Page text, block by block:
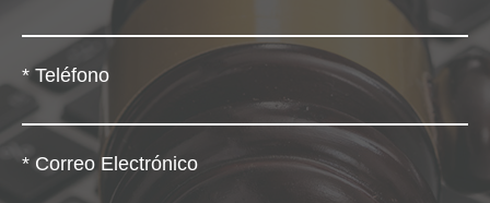
* Teléfono
* Correo Electrónico